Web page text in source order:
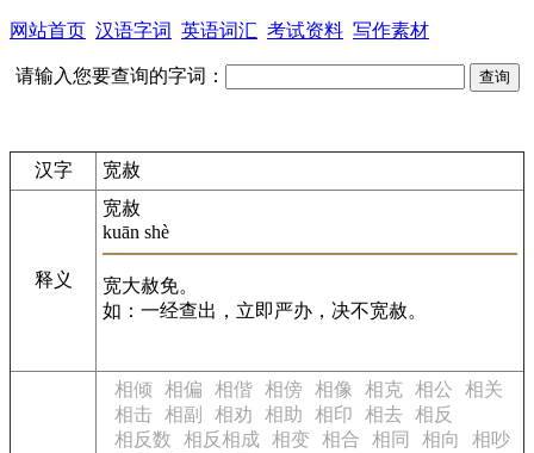
网站首页 汉语字词 英语词汇 考试资料 写作素材
请输入您要查询的字词：
汉字 宽赦
释义
宽赦
kuān shè
宽大赦免。
如：一经查出，立即严办，决不宽赦。
相倾 相偏 相偕 相傍 相像 相克 相公
相关
相击
相副 相劝 相助 相印 相去 相反
相反数
相反相成 相变 相合 相同 相向
相吵